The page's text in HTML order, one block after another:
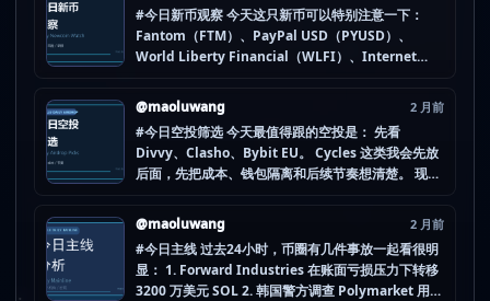
#今日新币观察 今天这只新币可以特别注意一下：
Fantom（FTM）、PayPal USD（PYUSD）、
World Liberty Financial（WLFI）、Internet
而是更像“热度是不是在回流”的样本。 这种时候最怕
把...
@maoluwang 2 月前
#今日空投筛选 今天最值得跟的空投是： 先看
Divvy、Clasho、Bybit EU。 Cycles 这类我会先放
后面，先把成本、钱包隔离和后续节奏想清楚。 现在
都没做扎实。 mao.lu/today-airdrop-selecti… #空
投项目 #...
@maoluwang 2 月前
#今日主线 过去24小时，币圈有几件事放一起看很明
显： 1. Forward Industries 在账面亏损压力下转移
3200 万美元 SOL 2. 韩国警方调查 Polymarket 用户